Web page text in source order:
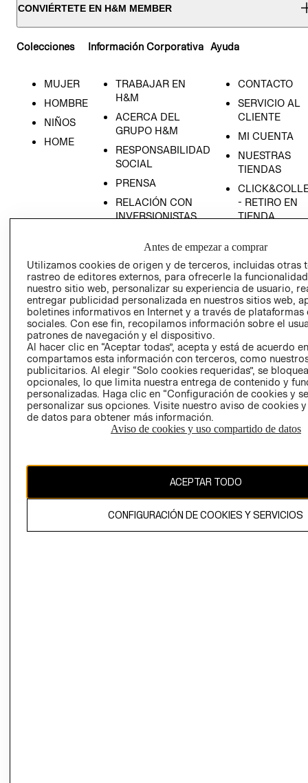
CONVIÉRTETE EN H&M MEMBER
Colecciones
MUJER
HOMBRE
NIÑOS
HOME
Información Corporativa
TRABAJAR EN
H&M
ACERCA DEL
GRUPO H&M
RESPONSABILIDAD
SOCIAL
PRENSA
RELACIÓN CON
INVERSIONISTAS
EMPRESARIAL
Ayuda
CONTACTO
SERVICIO AL
CLIENTE
MI CUENTA
NUESTRAS
TIENDAS
- RETIRO EN
TIENDA
CONDICIONES
AVISO DE
PRIVACIDAD
GIFT CARD
AVISO DE
El contenido de esta página web está protegido por copyright y es
Antes de empezar a comprar
Utilizamos cookies de origen y de terceros, incluidas otras
rastreo de editores externos, para ofrecerle la
nuestro sitio web, personalizar su experiencia de usuario,
entregar publicidad personalizada en nuestros sitios web,
boletines informativos en Internet y a través de plataformas
sociales. Con ese fin, recopilamos información sobre el
patrones de navegación y el dispositivo.
Al hacer clic en “Aceptar todas”, acepta y está de acuerdo
compartamos esta información con terceros, como
publicitarios. Al elegir “Solo cookies requeridas”, se
opcionales, lo que limita nuestra entrega de contenido y
personalizadas. Haga clic en “Configuración de cookies y
personalizar sus opciones. Visite nuestro aviso de cookies
de datos para obtener más información.
Aviso de cookies y uso compartido de datos
ACEPTAR TODO
CONFIGURACIÓN DE COOKIES Y SERVICIOS